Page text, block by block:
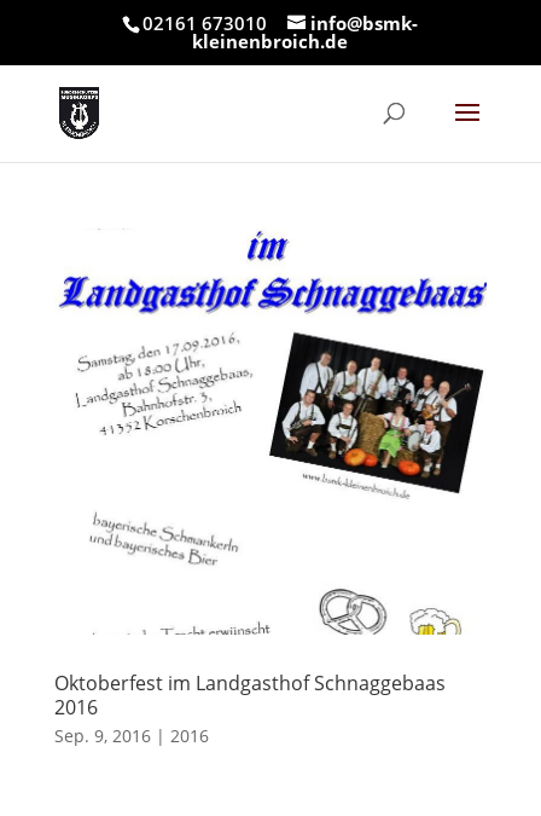
02161 673010 info@bsmk-
kleinenbroich.de
Oktoberfest im Landgasthof Schnaggebaas
2016
Sep. 9, 2016| 2016